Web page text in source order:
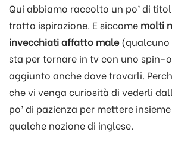
Qui abbiamo raccolto un po’ di
tratto ispirazione. E siccome molti
invecchiati affatto male(qualcuno
sta per tornare in tv con uno spin-
aggiunto anche dove trovarli.
che vi venga curiosità di vederli
po’ di pazienza per mettere
qualche nozione di inglese.